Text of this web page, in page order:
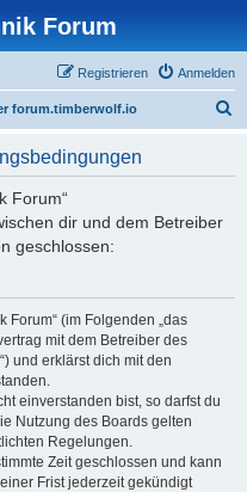
Forum
Anmelden
Registrieren
forum.timberwolf.io
Forum“
dir und dem Betreiber
geschlossen:
Forum“ (im Folgenden „das
mit dem Betreiber des
und erklärst dich mit den
einverstanden bist, so darfst du
Nutzung des Boards gelten
Regelungen.
Zeit geschlossen und kann
Frist jederzeit gekündigt